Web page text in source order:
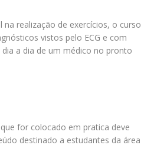
realização de exercícios, o curso
vistos pelo ECG e com
a dia de um médico no pronto
for colocado em pratica deve
destinado a estudantes da área